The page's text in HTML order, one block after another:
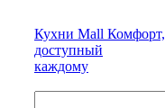
Кухни Mall Комфорт,
доступный
каждому